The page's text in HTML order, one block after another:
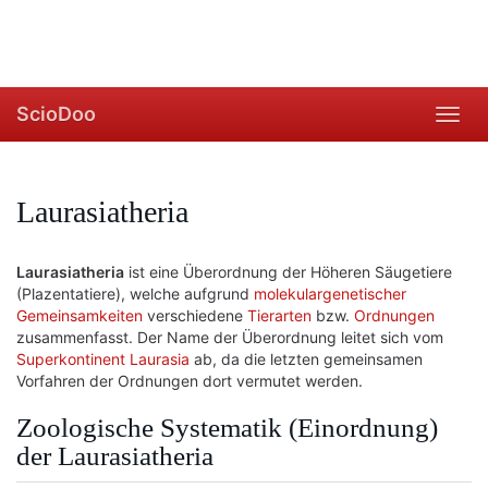
ScioDoo
Laurasiatheria
Laurasiatheria ist eine Überordnung der Höheren Säugetiere
(Plazentatiere), welche aufgrund molekulargenetischer
Gemeinsamkeiten verschiedene Tierarten bzw. Ordnungen
zusammenfasst. Der Name der Überordnung leitet sich vom
Superkontinent Laurasia ab, da die letzten gemeinsamen
Vorfahren der Ordnungen dort vermutet werden.
Zoologische Systematik (Einordnung)
der Laurasiatheria